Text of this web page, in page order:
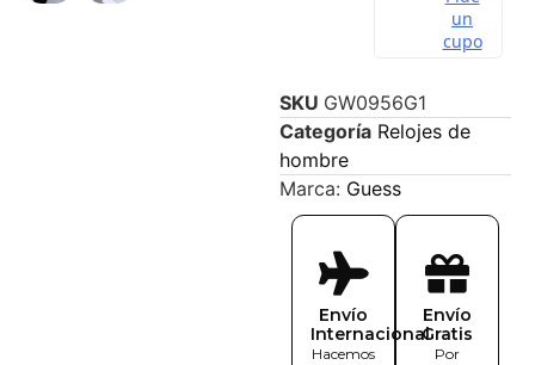
SKU GW0956G1
Categoría Relojes de
hombre
Marca: Guess
Envío
Internacional
Hacemos
Envío
Gratis
Por